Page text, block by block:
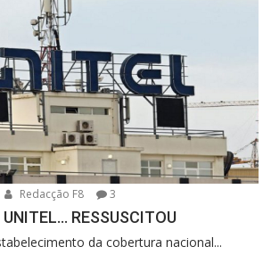
Redacção F8 3
RESSUSCITOU
da cobertura nacional...